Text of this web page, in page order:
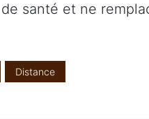
santé et ne
Distance